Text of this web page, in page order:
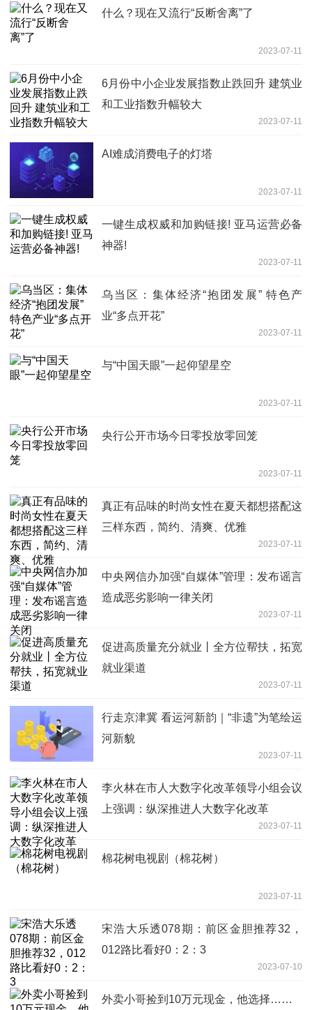
什么？现在又流行“反断舍离”了
2023-07-11
6月份中小企业发展指数止跌回升 建筑业
和工业指数升幅较大
2023-07-11
AI难成消费电子的灯塔
2023-07-11
一键生成权威和加购链接! 亚马运营必备
神器!
2023-07-11
乌当区：集体经济“抱团发展” 特色产
业“多点开花”
2023-07-11
与“中国天眼”一起仰望星空
2023-07-11
央行公开市场今日零投放零回笼
2023-07-11
真正有品味的时尚女性在夏天都想搭配这
三样东西，简约、清爽、优雅
2023-07-11
中央网信办加强“自媒体”管理：发布谣言
造成恶劣影响一律关闭
2023-07-11
促进高质量充分就业丨全方位帮扶，拓宽
就业渠道
2023-07-11
行走京津冀 看运河新韵｜“非遗”为笔绘运
河新貌
2023-07-11
李火林在市人大数字化改革领导小组会议
上强调：纵深推进人大数字化改革
2023-07-11
棉花树电视剧（棉花树）
2023-07-11
宋浩大乐透078期：前区金胆推荐32，
012路比看好0：2：3
2023-07-10
外卖小哥捡到10万元现金，他选择……